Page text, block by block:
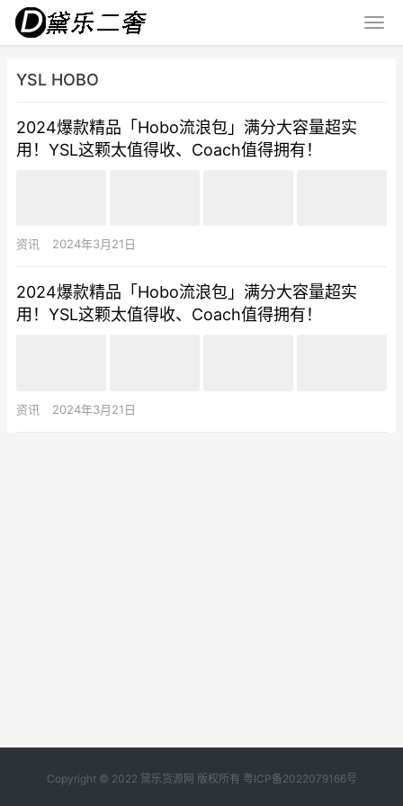
YSL HOBO
2024爆款精品「Hobo流浪包」满分大容量超实
用！YSL这颗太值得收、Coach值得拥有！
资讯 2024年3月21日
2024爆款精品「Hobo流浪包」满分大容量超实
用！YSL这颗太值得收、Coach值得拥有！
资讯 2024年3月21日
Copyright © 2022 黛乐货源网 版权所有 粤ICP备2022079166号